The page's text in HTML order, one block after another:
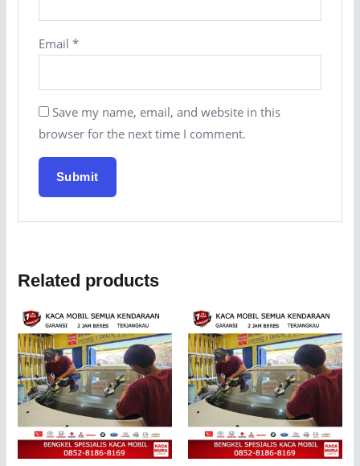
Email *
Save my name, email, and website in this
browser for the next time I comment.
Related products